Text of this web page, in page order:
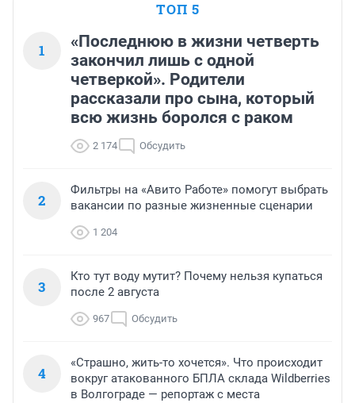
ТОП 5
1
«Последнюю в жизни четверть
закончил лишь с одной
четверкой». Родители
рассказали про сына, который
всю жизнь боролся с раком
2 174 Обсудить
2
Фильтры на «Авито Работе» помогут выбрать
вакансии по разные жизненные сценарии
1 204
3
Кто тут воду мутит? Почему нельзя купаться
после 2 августа
967 Обсудить
4
«Страшно, жить-то хочется». Что происходит
вокруг атакованного БПЛА склада Wildberries
в Волгограде — репортаж с места